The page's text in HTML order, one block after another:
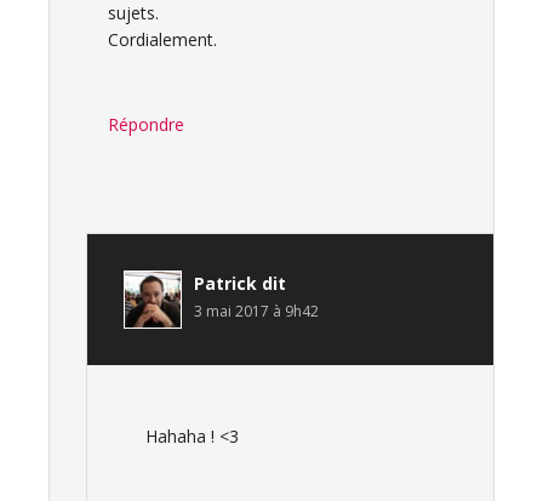
sujets.
Cordialement.
Répondre
Patrick dit
3 mai 2017 à 9h42
Hahaha ! <3